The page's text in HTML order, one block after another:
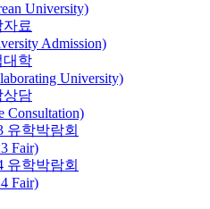
University)
자료
Admission)
대학
University)
상담
Consultation)
유학박람회
Fair)
유학박람회
Fair)